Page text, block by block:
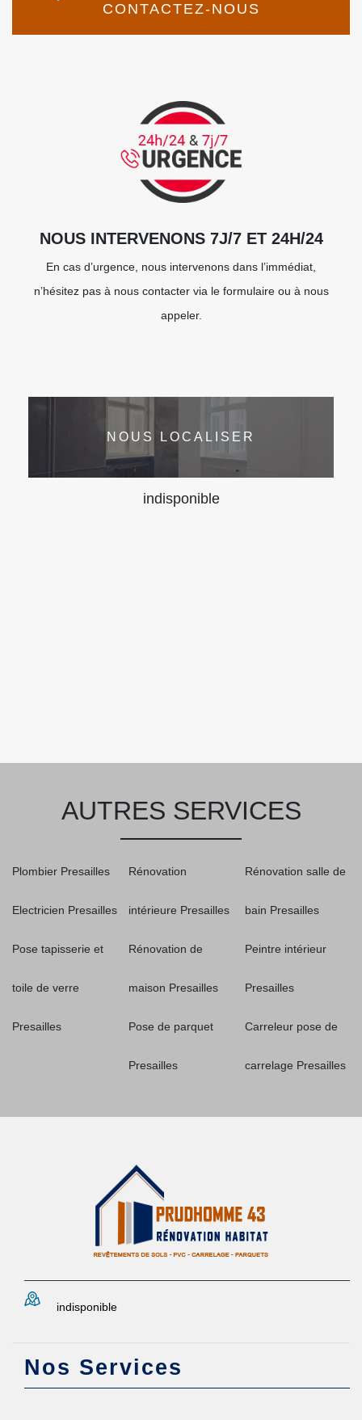
CONTACTEZ-NOUS
NOUS INTERVENONS 7J/7 ET 24H/24
En cas d’urgence, nous intervenons dans l’immédiat,
n’hésitez pas à nous contacter via le formulaire ou à nous
appeler.
NOUS LOCALISER
indisponible
AUTRES SERVICES
Plombier Presailles
Electricien Presailles
Pose tapisserie et
toile de verre
Presailles
Rénovation
intérieure Presailles
Rénovation de
maison Presailles
Pose de parquet
Presailles
Rénovation salle de
bain Presailles
Peintre intérieur
Presailles
Carreleur pose de
carrelage Presailles
indisponible
Nos Services